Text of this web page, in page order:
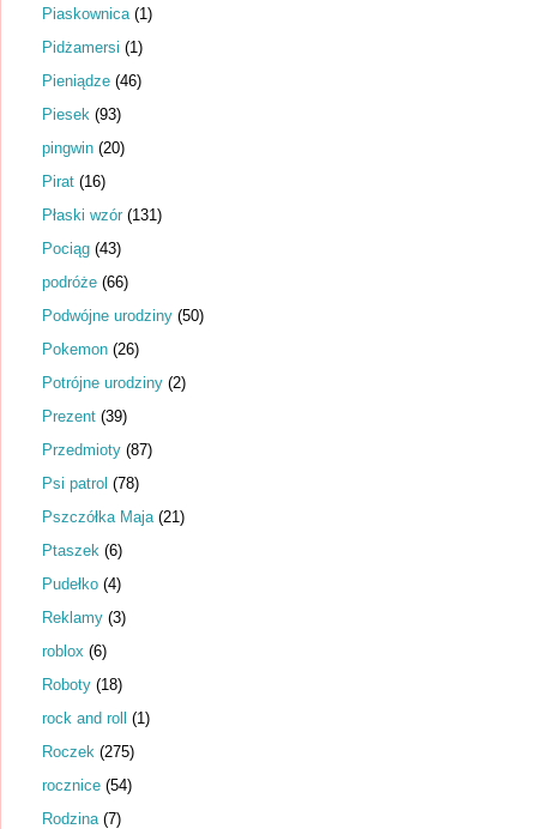
Piaskownica (1)
Pidżamersi (1)
Pieniądze (46)
Piesek (93)
pingwin (20)
Pirat (16)
Płaski wzór (131)
Pociąg (43)
podróże (66)
Podwójne urodziny (50)
Pokemon (26)
Potrójne urodziny (2)
Prezent (39)
Przedmioty (87)
Psi patrol (78)
Pszczółka Maja (21)
Ptaszek (6)
Pudełko (4)
Reklamy (3)
roblox (6)
Roboty (18)
rock and roll (1)
Roczek (275)
rocznice (54)
Rodzina (7)